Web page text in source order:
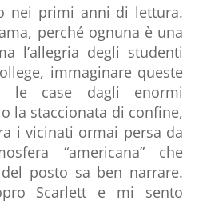
nei primi anni di lettura.
perché ognuna è una
l’allegria degli studenti
immaginare queste
le case dagli enormi
la staccionata di confine,
i vicinati ormai persa da
“americana” che
posto sa ben narrare.
Scarlett e mi sento